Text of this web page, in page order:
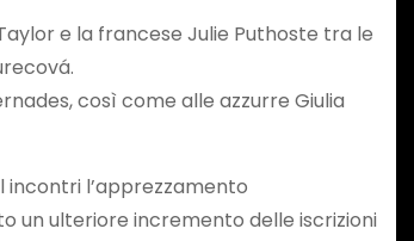
e la francese Julie Puthoste tra le
così come alle azzurre Giulia
incontri l’apprezzamento
un ulteriore incremento delle iscrizioni